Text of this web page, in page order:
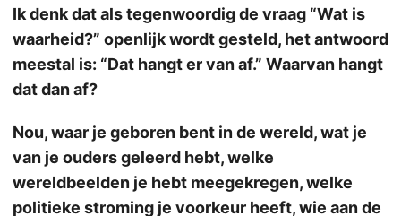
Ik denk dat als tegenwoordig de vraag “Wat is
waarheid?” openlijk wordt gesteld, het antwoord
meestal is: “Dat hangt er van af.” Waarvan hangt
dat dan af?
Nou, waar je geboren bent in de wereld, wat je
van je ouders geleerd hebt, welke
wereldbeelden je hebt meegekregen, welke
politieke stroming je voorkeur heeft, wie aan de